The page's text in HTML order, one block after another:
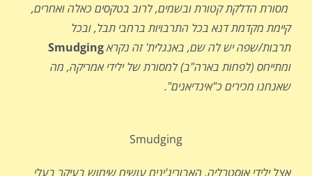
מסורת הדלקת קטורת ובשמים, לרוב בטקסים כאלה ואחרים,
קיימת מקדמת דנא בכל התרבויות ברחבי תבל, ובכל
תרבות/שפה יש לה שם, באנגלית' זה נקראSmudging
ומתייחס (לפחות בארה"ב) למסורת של ילידי אמריקה, מה
שאנחנו מכירים כ"אינדיאנים".
Smudging
אצל ילידי אוסטרליה, האבוריג'ינים עושים שימוש בעיקר בעלי